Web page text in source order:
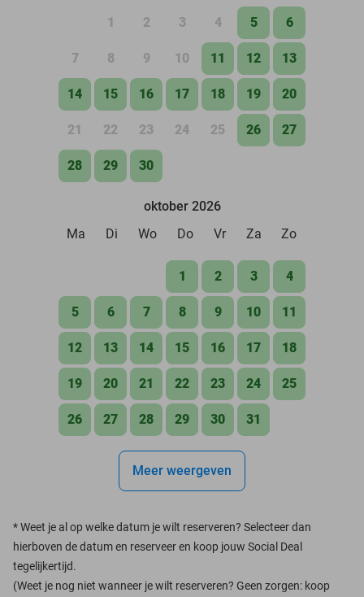
1 2 3 4 5 6
7 8 9 10 11 12 13
14 15 16 17 18 19 20
21 22 23 24 25 26 27
28 29 30
oktober 2026
Ma
Di Wo Do Vr Za Zo
1 2 3 4
5 6 7 8 9 10 11
12 13 14 15 16 17 18
19 20 21 22 23 24 25
26 27 28 29 30 31
Meer weergeven
*Weet je al op welke datum je wilt reserveren? Selecteer dan
hierboven de datum en reserveer en koop jouw Social Deal
tegelijkertijd.
(Weet je nog niet wanneer je wilt reserveren? Geen zorgen: koop